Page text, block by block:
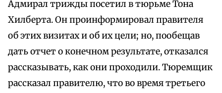
Адмирал трижды посетил в тюрьме Тона
Хилберта. Он проинформировал правителя
об этих визитах и об их цели; но, пообещав
дать отчет о конечном результате, отказался
рассказывать, как они проходили. Тюремщик
рассказал правителю, что во время третьего